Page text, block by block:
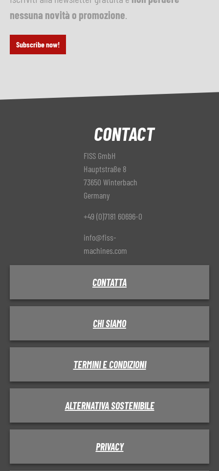
nessuna novità o promozione
Subscribe now!
CONTACT
FISS GmbH
Hauptstraße 8
73650 Winterbach
Germany
+49 (0)7181 60696-0
info@fiss-
machines.com
CONTATTA
CHI SIAMO
TERMINI E CONDIZIONI
ALTERNATIVA SOSTENIBILE
PRIVACY